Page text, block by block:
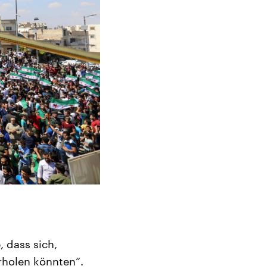
dass sich,
könnten“.